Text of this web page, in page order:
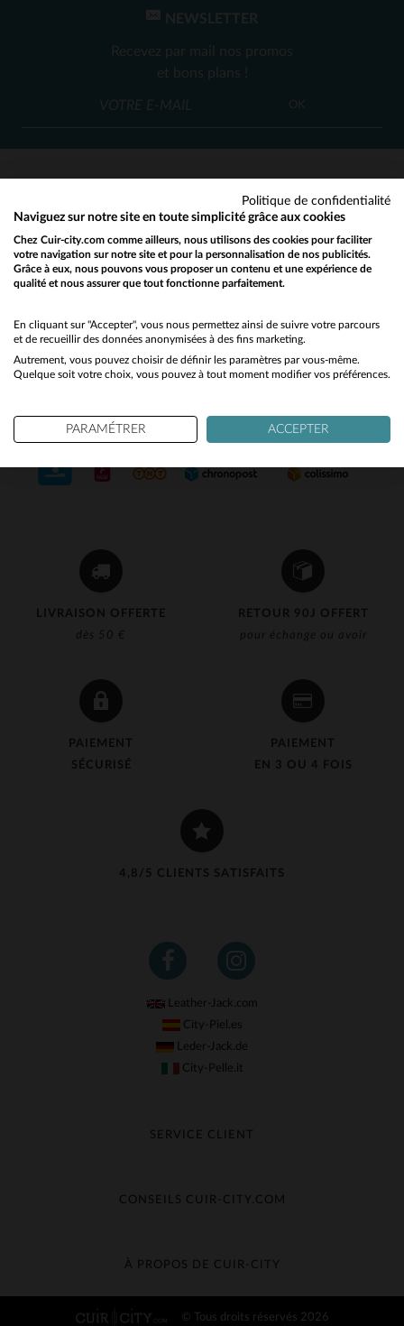
TAILLES DISPONIBLES
36
LIVRAISON OFFERTE
dès 50 €
RETOUR 90J OFFERT
pour échange ou avoir
PAIEMENT
SÉCURISÉ
PAIEMENT
EN 3 OU 4 FOIS
4,8/5 CLIENTS SATISFAITS
NEWSLETTER
Recevez par mail nos promos
et bons plans !
OK
SERVICE CLIENT
Nos conseillers sont à votre écoute
au03 59 08 80 80ou àcontact@cuir-city.com
du lundi au vendredi de 10h à 12h30
Leather-Jack.com
City-Piel.es
Leder-Jack.de
City-Pelle.it
SERVICE CLIENT
Échange & Remboursement
Contacter le service client
CONSEILS CUIR-CITY.COM
Guide des matières
À PROPOS DE CUIR-CITY
© Tous droits réservés 2026
Would you like to be redirected to our English site?
No
Yes
Politique de confidentialité
Naviguez sur notre site en toute simplicité grâce aux cookies
Chez Cuir-city.com comme ailleurs, nous utilisons des cookies pour faciliter
votre navigation sur notre site et pour la personnalisation de nos publicités.
Grâce à eux, nous pouvons vous proposer un contenu et une expérience de
qualité et nous assurer que tout fonctionne parfaitement.
En cliquant sur "Accepter", vous nous permettez ainsi de suivre votre parcours
et de recueillir des données anonymisées à des fins marketing.
Autrement, vous pouvez choisir de définir les paramètres par vous-même.
Quelque soit votre choix, vous pouvez à tout moment modifier vos préférences.
PARAMÉTRER ACCEPTER